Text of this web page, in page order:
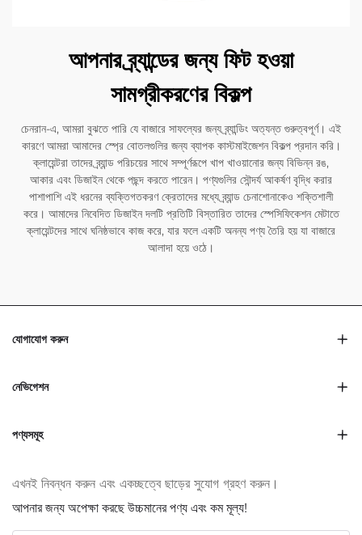
আপনার ব্র্যান্ডের জন্য ফিট হওয়া
সামগ্রীকরণের বিকল্প
চেনরান-এ, আমরা বুঝতে পারি যে বাজারে সাফল্যের জন্য ব্র্যান্ডিং অত্যন্ত গুরুত্বপূর্ণ। এই
কারণে আমরা আমাদের স্প্রে বোতলগুলির জন্য ব্যাপক কাস্টমাইজেশন বিকল্প প্রদান করি।
ক্লায়েন্টরা তাদের ব্র্যান্ড পরিচয়ের সাথে সম্পূর্ণরূপে খাপ খাওয়ানোর জন্য বিভিন্ন রঙ,
আকার এবং ডিজাইন থেকে পছন্দ করতে পারেন। পণ্যগুলির সৌন্দর্য আকর্ষণ বৃদ্ধি করার
পাশাপাশি এই ধরনের ব্যক্তিগতকরণ ক্রেতাদের মধ্যে ব্র্যান্ড চেনাশোনাকেও শক্তিশালী
করে। আমাদের নিবেদিত ডিজাইন দলটি প্রতিটি বিস্তারিত তাদের স্পেসিফিকেশন মেটাতে
ক্লায়েন্টদের সাথে ঘনিষ্ঠভাবে কাজ করে, যার ফলে একটি অনন্য পণ্য তৈরি হয় যা বাজারে
আলাদা হয়ে ওঠে।
যোগাযোগ করুন
নেভিগেশন
পণ্যসমূহ
এখনই নিবন্ধন করুন এবং একচ্ছত্বে ছাড়ের সুযোগ গ্রহণ করুন।
আপনার জন্য অপেক্ষা করছে উচ্চমানের পণ্য এবং কম মূল্য!